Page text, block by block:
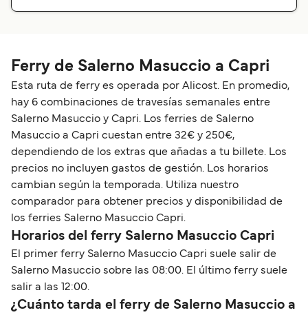
Ferry de Salerno Masuccio a Capri
Esta ruta de ferry es operada por Alicost. En promedio,
hay 6 combinaciones de travesías semanales entre
Salerno Masuccio y Capri. Los ferries de Salerno
Masuccio a Capri cuestan entre 32€ y 250€,
dependiendo de los extras que añadas a tu billete. Los
precios no incluyen gastos de gestión. Los horarios
cambian según la temporada. Utiliza nuestro
comparador para obtener precios y disponibilidad de
los ferries Salerno Masuccio Capri.
Horarios del ferry Salerno Masuccio Capri
El primer ferry Salerno Masuccio Capri suele salir de
Salerno Masuccio sobre las 08:00. El último ferry suele
salir a las 12:00.
¿Cuánto tarda el ferry de Salerno Masuccio a